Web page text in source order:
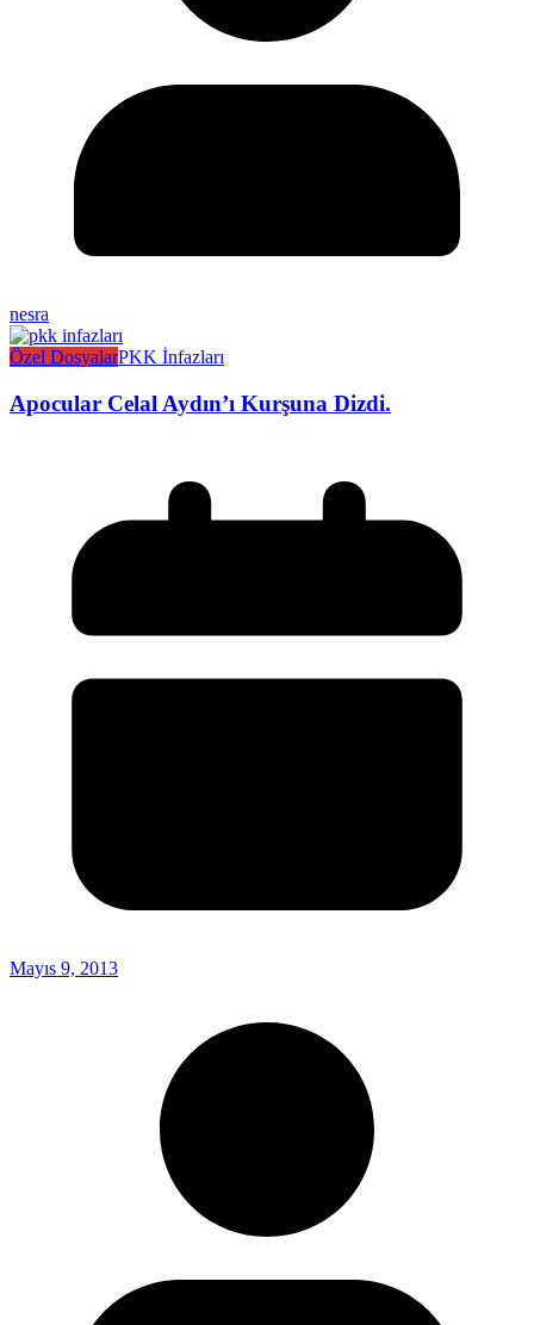
nesra
Özel DosyalarPKK İnfazları
Apocular Celal Aydın’ı Kurşuna Dizdi.
Mayıs 9, 2013